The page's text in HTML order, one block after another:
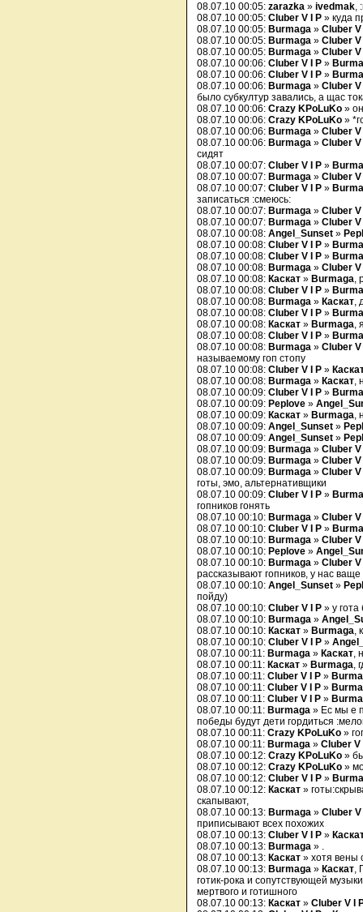
08.07.10 00:05: zarazka » ivedmak,
08.07.10 00:05: Cluber V I P » куда
08.07.10 00:05: Burmaga » Cluber V
08.07.10 00:05: Burmaga » Cluber V
08.07.10 00:05: Burmaga » Cluber V
08.07.10 00:06: Cluber V I P »
08.07.10 00:06: Cluber V I P »
08.07.10 00:06: Burmaga » Cluber V
было субкултур завались, а щас
08.07.10 00:06: Crazy KPoLuKo »
08.07.10 00:06: Crazy KPoLuKo »
08.07.10 00:06: Burmaga » Cluber V
08.07.10 00:06: Burmaga » Cluber V
сидят
08.07.10 00:07: Cluber V I P »
08.07.10 00:07: Burmaga » Cluber V
08.07.10 00:07: Cluber V I P »
записаться :смеюсь:
08.07.10 00:07: Burmaga » Cluber V
08.07.10 00:07: Burmaga » Cluber V
08.07.10 00:08: Angel_Sunset »
08.07.10 00:08: Cluber V I P »
08.07.10 00:08: Cluber V I P »
08.07.10 00:08: Burmaga » Cluber V
08.07.10 00:08: Каскат » Burmaga,
08.07.10 00:08: Cluber V I P »
08.07.10 00:08: Burmaga » Каскат,
08.07.10 00:08: Cluber V I P »
08.07.10 00:08: Каскат » Burmaga,
08.07.10 00:08: Cluber V I P »
08.07.10 00:08: Burmaga » Cluber V
называемому гоп стопу
08.07.10 00:08: Cluber V I P »
08.07.10 00:08: Burmaga » Каскат,
08.07.10 00:09: Cluber V I P »
08.07.10 00:09: Peplove »
08.07.10 00:09: Каскат » Burmaga,
08.07.10 00:09: Angel_Sunset »
08.07.10 00:09: Angel_Sunset »
08.07.10 00:09: Burmaga » Cluber V
08.07.10 00:09: Burmaga » Cluber V
08.07.10 00:09: Burmaga » Cluber V
готы, эмо, альтернативщики
08.07.10 00:09: Cluber V I P »
гопников гонять
08.07.10 00:10: Burmaga » Cluber V
08.07.10 00:10: Cluber V I P »
08.07.10 00:10: Burmaga » Cluber V
08.07.10 00:10: Peplove »
08.07.10 00:10: Burmaga » Cluber V
рассказывают гопников, у нас ваще
08.07.10 00:10: Angel_Sunset »
пойду)
08.07.10 00:10: Cluber V I P » у
08.07.10 00:10: Burmaga »
08.07.10 00:10: Каскат » Burmaga,
08.07.10 00:10: Cluber V I P »
08.07.10 00:11: Burmaga » Каскат,
08.07.10 00:11: Каскат » Burmaga,
08.07.10 00:11: Cluber V I P »
08.07.10 00:11: Cluber V I P »
08.07.10 00:11: Cluber V I P »
08.07.10 00:11: Burmaga » Ес мы е
победы будут дети гордиться
08.07.10 00:11: Crazy KPoLuKo »
08.07.10 00:11: Burmaga » Cluber V
08.07.10 00:12: Crazy KPoLuKo »
08.07.10 00:12: Crazy KPoLuKo »
08.07.10 00:12: Cluber V I P »
08.07.10 00:12: Каскат »
скапывают,
08.07.10 00:13: Burmaga » Cluber V
приписывают всех похожих
08.07.10 00:13: Cluber V I P »
08.07.10 00:13: Burmaga » .
08.07.10 00:13: Каскат » хотя вены
08.07.10 00:13: Burmaga » Каскат,
готик-рока и сопутствующей
мертвого и готишного
08.07.10 00:13: Каскат » Cluber V I